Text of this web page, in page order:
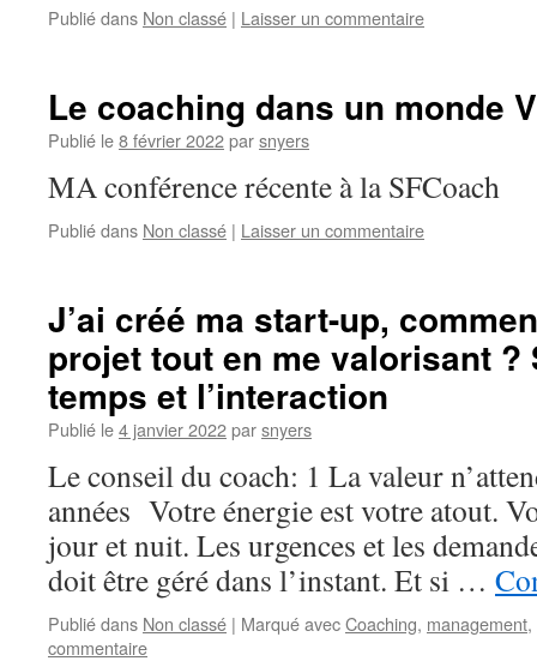
Publié dans Non classé | Laisser un commentaire
Le coaching dans un monde
Publié le8 février 2022parsnyers
MA conférence récente à la SFCoach
Publié dans Non classé | Laisser un commentaire
J’ai créé ma start-up,
projet tout en me valorisant ?
temps et l’interaction
Publié le4 janvier 2022parsnyers
Le conseil du coach: 1 La valeur
années Votre énergie est votre atout.
jour et nuit. Les urgences et les
doit être géré dans l’instant. Et si …
Publié dans Non classé | Marqué avecCoaching, management,
commentaire